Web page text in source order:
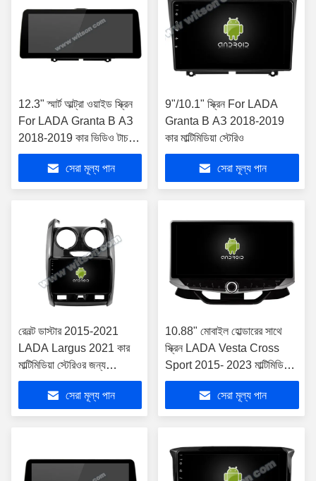
12.3" স্মার্ট আল্ট্রা ওয়াইড স্ক্রিন
For LADA Granta В АЗ
2018-2019 কার ভিডিও টাচ
QLED মাল্টিমিডিয়া স্টেরিও
সেরা মূল্য পান
9"/10.1" স্ক্রিন For LADA
Granta В АЗ 2018-2019
কার মাল্টিমিডিয়া স্টেরিও
সেরা মূল্য পান
রেনল্ট ডাস্টার 2015-2021
LADA Largus 2021 কার
মাল্টিমিডিয়া স্টেরিওর জন্য
9"/10.1" স্ক্রীন
সেরা মূল্য পান
10.88" মোবাইল হোল্ডারের সাথে
স্ক্রিন LADA Vesta Cross
Sport 2015- 2023 মাল্টিমিডিয়া
স্টেরিওর জন্য
সেরা মূল্য পান